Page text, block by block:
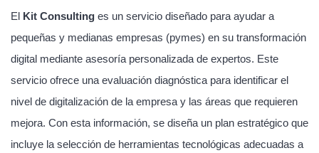
El Kit Consulting es un servicio diseñado para ayudar a
pequeñas y medianas empresas (pymes) en su transformación
digital mediante asesoría personalizada de expertos. Este
servicio ofrece una evaluación diagnóstica para identificar el
nivel de digitalización de la empresa y las áreas que requieren
mejora. Con esta información, se diseña un plan estratégico que
incluye la selección de herramientas tecnológicas adecuadas a